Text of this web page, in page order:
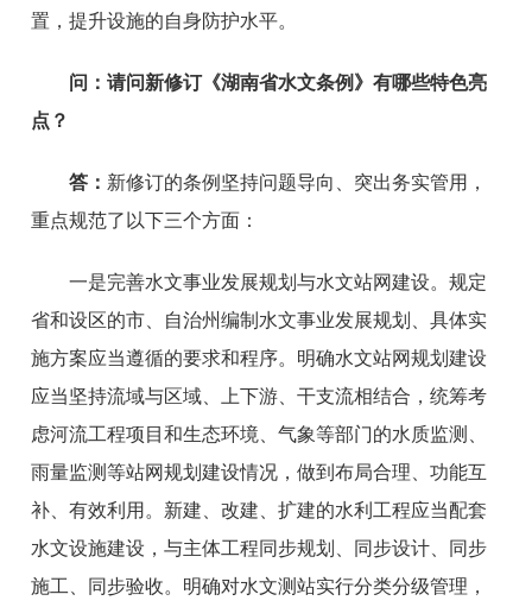
置，提升设施的自身防护水平。
问：请问新修订《湖南省水文条例》有哪些特色亮
点？
答： 新修订的条例坚持问题导向、突出务实管用，
重点规范了以下三个方面：
一是完善水文事业发展规划与水文站网建设。规定
省和设区的市、自治州编制水文事业发展规划、具体实
施方案应当遵循的要求和程序。明确水文站网规划建设
应当坚持流域与区域、上下游、干支流相结合，统筹考
虑河流工程项目和生态环境、气象等部门的水质监测、
雨量监测等站网规划建设情况，做到布局合理、功能互
补、有效利用。新建、改建、扩建的水利工程应当配套
水文设施建设，与主体工程同步规划、同步设计、同步
施工、同步验收。明确对水文测站实行分类分级管理，